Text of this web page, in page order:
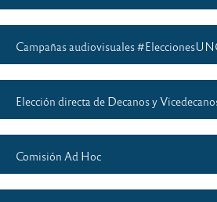
Campañas audiovisuales
Elección directa de Decanos y
Comisión Ad Hoc